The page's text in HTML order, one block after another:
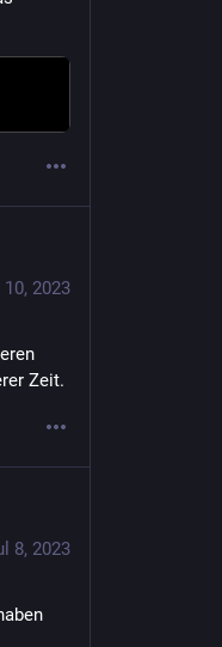
2023
Zeit.
8, 2023